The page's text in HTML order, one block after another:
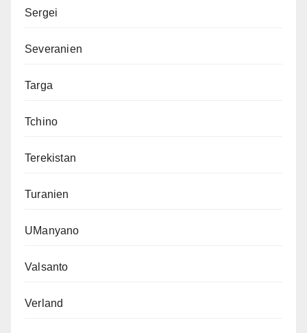
Sergei
Severanien
Targa
Tchino
Terekistan
Turanien
UManyano
Valsanto
Verland